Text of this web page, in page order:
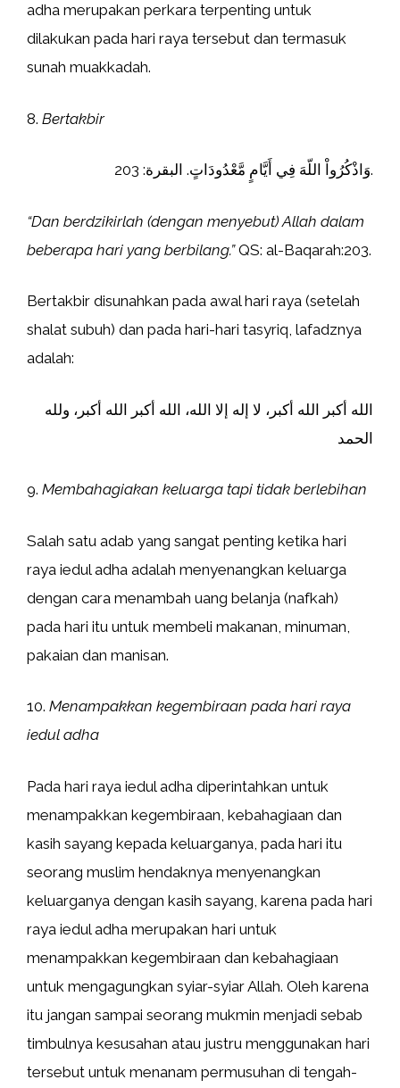
adha merupakan perkara terpenting untuk
dilakukan pada hari raya tersebut dan termasuk
sunah muakkadah.
8. Bertakbir
وَاذْكُرُواْ اللّهَ فِي أَيَّامٍ مَّعْدُودَاتٍ. البقرة: 203.
“Dan berdzikirlah (dengan menyebut) Allah dalam
beberapa hari yang berbilang.”QS: al-Baqarah:203.
Bertakbir disunahkan pada awal hari raya (setelah
shalat subuh) dan pada hari-hari tasyriq, lafadznya
adalah:
الله أكبر الله أكبر، لا إله إلا الله، الله أكبر الله أكبر، ولله
الحمد
9. Membahagiakan keluarga tapi tidak berlebihan
Salah satu adab yang sangat penting ketika hari
raya iedul adha adalah menyenangkan keluarga
dengan cara menambah uang belanja (nafkah)
pada hari itu untuk membeli makanan, minuman,
pakaian dan manisan.
10. Menampakkan kegembiraan pada hari raya
iedul adha
Pada hari raya iedul adha diperintahkan untuk
menampakkan kegembiraan, kebahagiaan dan
kasih sayang kepada keluarganya, pada hari itu
seorang muslim hendaknya menyenangkan
keluarganya dengan kasih sayang, karena pada hari
raya iedul adha merupakan hari untuk
menampakkan kegembiraan dan kebahagiaan
untuk mengagungkan syiar-syiar Allah. Oleh karena
itu jangan sampai seorang mukmin menjadi sebab
timbulnya kesusahan atau justru menggunakan hari
tersebut untuk menanam permusuhan di tengah-